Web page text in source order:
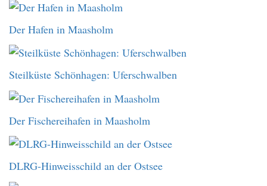
Der Hafen in Maasholm
Steilküste Schönhagen: Uferschwalben
Der Fischereihafen in Maasholm
DLRG-Hinweisschild an der Ostsee